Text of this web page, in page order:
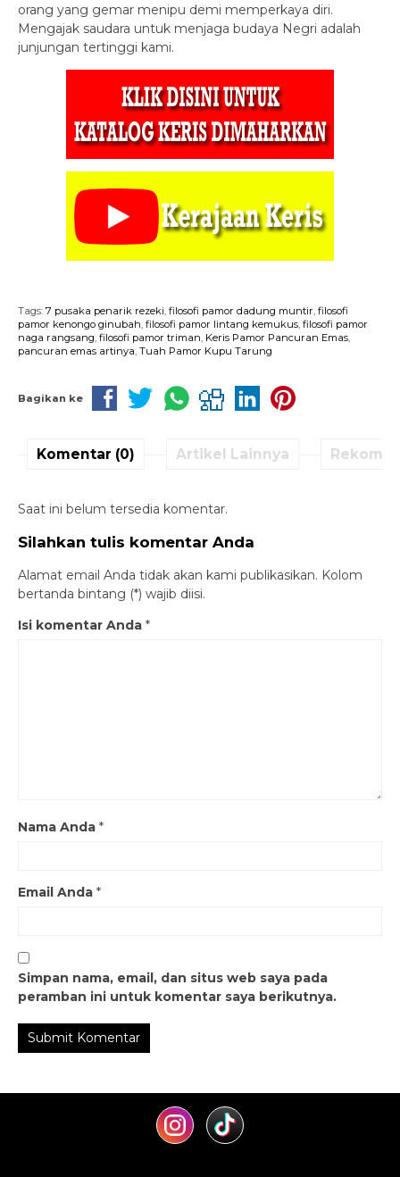
orang yang gemar menipu demi memperkaya diri.
Mengajak saudara untuk menjaga budaya Negri adalah
junjungan tertinggi kami.
Tags: 7 pusaka penarik rezeki filosofi pamor dadung muntir filosofi
pamor kenongo ginubah filosofi pamor lintang kemukus filosofi pamor
naga rangsang filosofi pamor triman Keris Pamor Pancuran Emas
pancuran emas artinya Tuah Pamor Kupu Tarung
Bagikan ke
Komentar (0) Artikel Lainnya
Saat ini belum tersedia komentar.
Silahkan tulis komentar Anda
Alamat email Anda tidak akan kami publikasikan. Kolom
bertanda bintang (*) wajib diisi.
Isi komentar Anda *
Nama Anda *
Email Anda *
Simpan nama, email, dan situs web saya pada
peramban ini untuk komentar saya berikutnya.